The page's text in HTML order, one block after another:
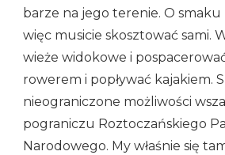
barze na jego terenie. O smaku
więc musicie skosztować sami.
wieże widokowe i
rowerem i popływać kajakiem.
nieograniczone możliwości
pograniczu Roztoczańskiego
Narodowego. My właśnie się